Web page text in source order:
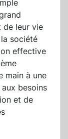
de leur vie
société
effective
main à une
besoins
et de